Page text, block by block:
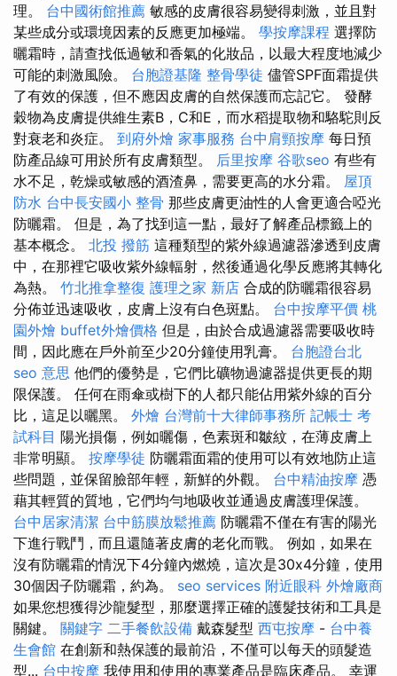
理。 台中國術館推薦 敏感的皮膚很容易變得刺激，並且對
某些成分或環境因素的反應更加極端。 學按摩課程 選擇防
曬霜時，請查找低過敏和香氣的化妝品，以最大程度地減少
可能的刺激風險。 台胞證基隆 整骨學徒 儘管SPF面霜提供
了有效的保護，但不應因皮膚的自然保護而忘記它。 發酵
穀物為皮膚提供維生素B，C和E，而水稻提取物和駱駝則反
對衰老和炎症。 到府外燴 家事服務 台中肩頸按摩 每日預
防產品線可用於所有皮膚類型。 后里按摩 谷歌seo 有些有
水不足，乾燥或敏感的酒渣鼻，需要更高的水分霜。 屋頂
防水 台中長安國小 整骨 那些皮膚更油性的人會更適合啞光
防曬霜。 但是，為了找到這一點，最好了解產品標籤上的
基本概念。 北投 撥筋 這種類型的紫外線過濾器滲透到皮膚
中，在那裡它吸收紫外線輻射，然後通過化學反應將其轉化
為熱。 竹北推拿整復 護理之家 新店 合成的防曬霜很容易
分佈並迅速吸收，皮膚上沒有白色斑點。 台中按摩平價 桃
園外燴 buffet外燴價格 但是，由於合成過濾器需要吸收時
間，因此應在戶外前至少20分鐘使用乳膏。 台胞證台北
seo 意思 他們的優勢是，它們比礦物過濾器提供更長的期
限保護。 任何在雨傘或樹下的人都只能佔用紫外線的百分
比，這足以曬黑。 外燴 台灣前十大律師事務所 記帳士 考
試科目 陽光損傷，例如曬傷，色素斑和皺紋，在薄皮膚上
非常明顯。 按摩學徒 防曬霜面霜的使用可以有效地防止這
些問題，並保留臉部年輕，新鮮的外觀。 台中精油按摩 憑
藉其輕質的質地，它們均勻地吸收並通過皮膚護理保護。
台中居家清潔 台中筋膜放鬆推薦 防曬霜不僅在有害的陽光
下進行戰鬥，而且還隨著皮膚的老化而戰。 例如，如果在
沒有防曬霜的情況下4分鐘內燃燒，這次是30x4分鐘，使用
30個因子防曬霜，約為。 seo services 附近眼科 外燴廠商
如果您想獲得沙龍髮型，那麼選擇正確的護髮技術和工具是
關鍵。 關鍵字 二手餐飲設備 戴森髮型 西屯按摩 - 台中養
生會館 在創新和熱保護的最前沿，不僅可以每天的頭髮造
型... 台中按摩 我使用和使用的專業產品是臨床產品。 幸運